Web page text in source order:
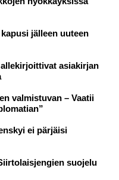
jälleen uuteen
asiakirjan
valmistuvan – Vaatii
ei pärjäisi
suojelu